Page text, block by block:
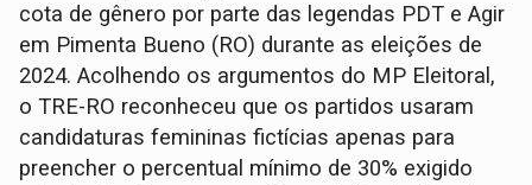
cota de gênero por parte das legendas PDT e Agir
em Pimenta Bueno (RO) durante as eleições de
2024. Acolhendo os argumentos do MP Eleitoral,
o TRE-RO reconheceu que os partidos usaram
candidaturas femininas fictícias apenas para
preencher o percentual mínimo de 30% exigido